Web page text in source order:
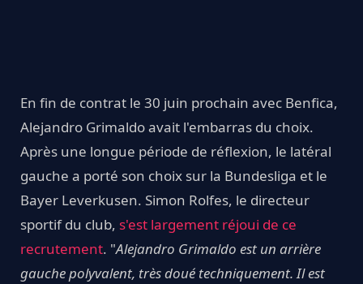
En fin de contrat le 30 juin prochain avec Benfica,
Alejandro Grimaldo avait l'embarras du choix.
Après une longue période de réflexion, le latéral
gauche a porté son choix sur la Bundesliga et le
Bayer Leverkusen. Simon Rolfes, le directeur
sportif du club, s'est largement réjoui de ce
recrutement. "Alejandro Grimaldo est un arrière
gauche polyvalent, très doué techniquement. Il est